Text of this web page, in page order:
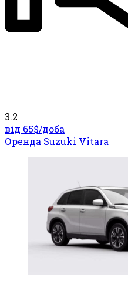
3.2
від 65$/доба
Оренда Suzuki Vitara